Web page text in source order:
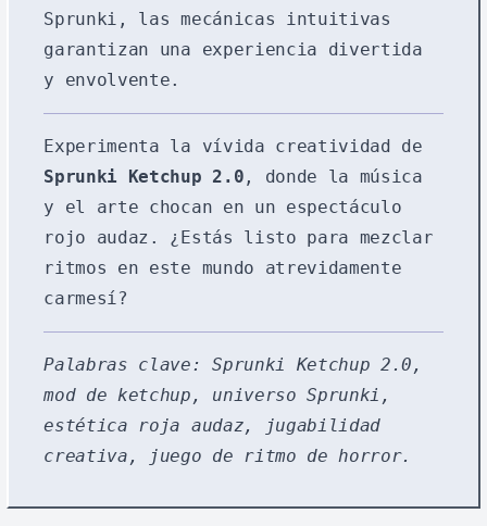
Sprunki, las mecánicas intuitivas
garantizan una experiencia divertida
y envolvente.
Experimenta la vívida creatividad de
Sprunki Ketchup 2.0 , donde la música
y el arte chocan en un espectáculo
rojo audaz. ¿Estás listo para mezclar
ritmos en este mundo atrevidamente
carmesí?
Palabras clave: Sprunki Ketchup 2.0,
mod de ketchup, universo Sprunki,
estética roja audaz, jugabilidad
creativa, juego de ritmo de horror.